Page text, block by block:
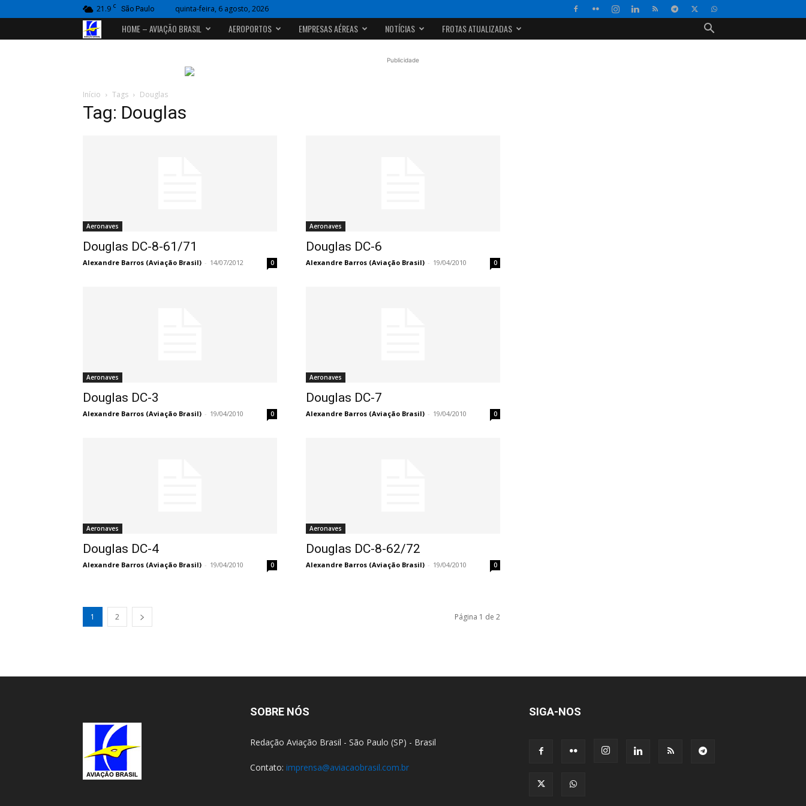
21.9 C São Paulo quinta-feira, 6 agosto, 2026
Portal
HOME – AVIAÇÃO BRASIL AEROPORTOS EMPRESAS AÉREAS NOTÍCIAS FROTAS ATUALIZADAS
Publicidade
Início Tags Douglas
Tag: Douglas
Aeronaves
Douglas DC-8-61/71
Alexandre Barros (Aviação Brasil) - 14/07/2012 0
Aeronaves
Douglas DC-6
Alexandre Barros (Aviação Brasil) - 19/04/2010 0
Aeronaves
Douglas DC-3
Alexandre Barros (Aviação Brasil) - 19/04/2010 0
Aeronaves
Douglas DC-7
Alexandre Barros (Aviação Brasil) - 19/04/2010 0
Aeronaves
Douglas DC-4
Alexandre Barros (Aviação Brasil) - 19/04/2010 0
Aeronaves
Douglas DC-8-62/72
Alexandre Barros (Aviação Brasil) - 19/04/2010 0
1 2 Página 1 de 2
SOBRE NÓS
Redação Aviação Brasil - São Paulo (SP) - Brasil
Contato: imprensa@aviacaobrasil.com.br
SIGA-NOS